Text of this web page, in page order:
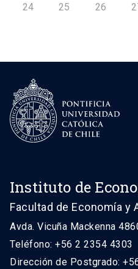
24 25 26
Instituto de
Facultad de Economía y
Avda. Vicuña Mackenna
Teléfono: +56 2 2354 4303
Dirección de Postgrado: